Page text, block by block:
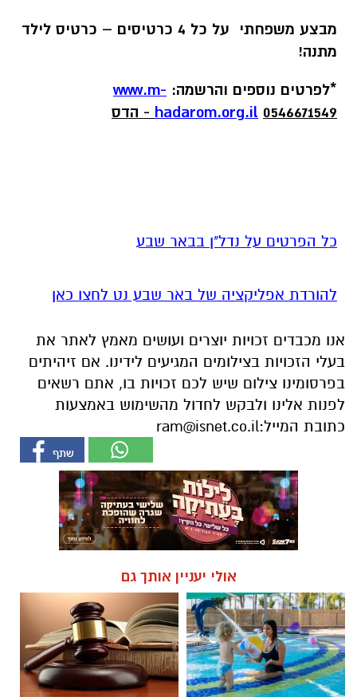
מבצע משפחתי על כל 4 כרטיסים – כרטיס לילד
מתנה!
*לפרטים נוספים והרשמה: www.m-
hadarom.org.il 0546671549 - הדס
כל הפרטים על נדל"ן בבאר שבע
להורדת אפליקציה של באר שבע נט לחצו כאן
אנו מכבדים זכויות יוצרים ועושים מאמץ לאתר את
בעלי הזכויות בצילומים המגיעים לידינו. אם זיהיתים
בפרסומינו צילום שיש לכם זכויות בו, אתם רשאים
לפנות אלינו ולבקש לחדול מהשימוש באמצעות
כתובת המייל:ram@isnet.co.il
אולי יעניין אותך גם